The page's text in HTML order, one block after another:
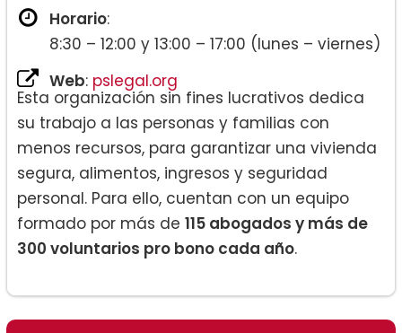
Horario:
8:30 – 12:00 y 13:00 – 17:00 (lunes – viernes)
Web: pslegal.org
Esta organización sin fines lucrativos dedica
su trabajo a las personas y familias con
menos recursos, para garantizar una vivienda
segura, alimentos, ingresos y seguridad
personal. Para ello, cuentan con un equipo
formado por más de 115 abogados y más de
300 voluntarios pro bono cada año.